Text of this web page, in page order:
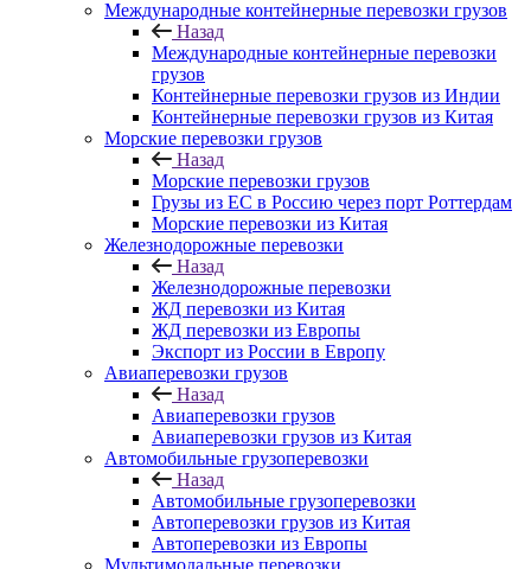
Международные контейнерные перевозки грузов
Назад
Международные контейнерные перевозки
грузов
Контейнерные перевозки грузов из Индии
Контейнерные перевозки грузов из Китая
Морские перевозки грузов
Назад
Морские перевозки грузов
Грузы из ЕС в Россию через порт Роттердам
Морские перевозки из Китая
Железнодорожные перевозки
Назад
Железнодорожные перевозки
ЖД перевозки из Китая
ЖД перевозки из Европы
Экспорт из России в Европу
Авиаперевозки грузов
Назад
Авиаперевозки грузов
Авиаперевозки грузов из Китая
Автомобильные грузоперевозки
Назад
Автомобильные грузоперевозки
Автоперевозки грузов из Китая
Автоперевозки из Европы
Мультимодальные перевозки